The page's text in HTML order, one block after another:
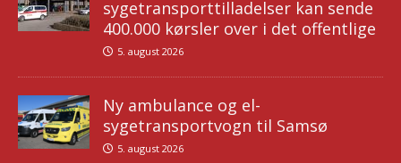
sygetransporttilladelser kan sende
400.000 kørsler over i det offentlige
5. august 2026
Ny ambulance og el-
sygetransportvogn til Samsø
5. august 2026